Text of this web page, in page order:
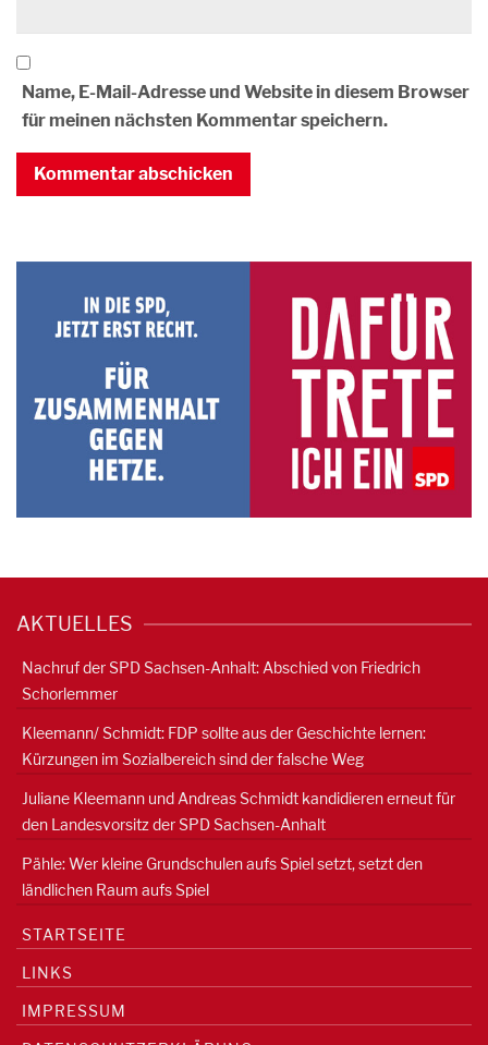
Name, E-Mail-Adresse und Website in diesem Browser
für meinen nächsten Kommentar speichern.
AKTUELLES
Nachruf der SPD Sachsen-Anhalt: Abschied von Friedrich
Schorlemmer
Kleemann/ Schmidt: FDP sollte aus der Geschichte lernen:
Kürzungen im Sozialbereich sind der falsche Weg
Juliane Kleemann und Andreas Schmidt kandidieren erneut für
den Landesvorsitz der SPD Sachsen-Anhalt
Pähle: Wer kleine Grundschulen aufs Spiel setzt, setzt den
ländlichen Raum aufs Spiel
STARTSEITE
LINKS
IMPRESSUM